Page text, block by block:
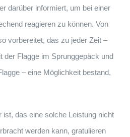
darüber informiert, um bei einer
reagieren zu können. Von
vorbereitet, das zu jeder Zeit –
der Flagge im Sprunggepäck und
– eine Möglichkeit bestand,
ist, das eine solche Leistung nicht
werden kann, gratulieren